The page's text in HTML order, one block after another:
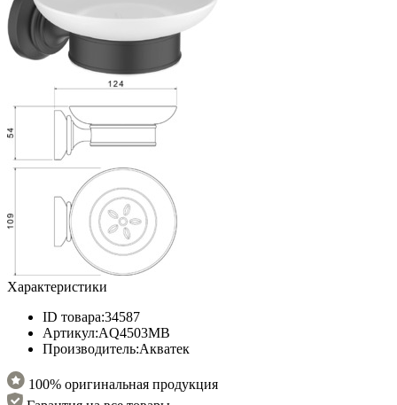
Характеристики
ID товара:34587
Артикул:AQ4503MB
Производитель:Акватек
100% оригинальная продукция